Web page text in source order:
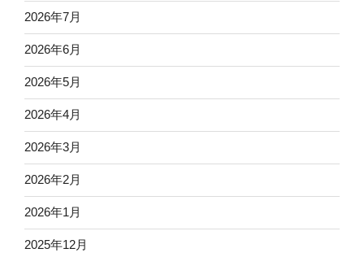
2026年7月
2026年6月
2026年5月
2026年4月
2026年3月
2026年2月
2026年1月
2025年12月